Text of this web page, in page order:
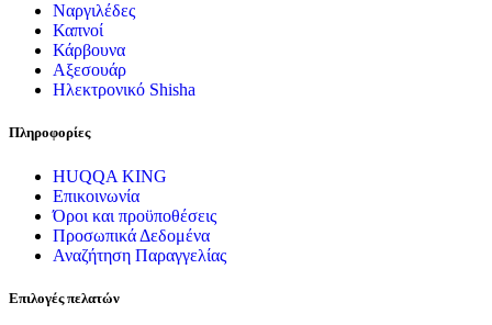
Ναργιλέδες
Καπνοί
Κάρβουνα
Αξεσουάρ
Ηλεκτρονικό Shisha
Πληροφορίες
HUQQA KING
Επικοινωνία
Όροι και προϋποθέσεις
Προσωπικά Δεδομένα
Αναζήτηση Παραγγελίας
Επιλογές πελατών